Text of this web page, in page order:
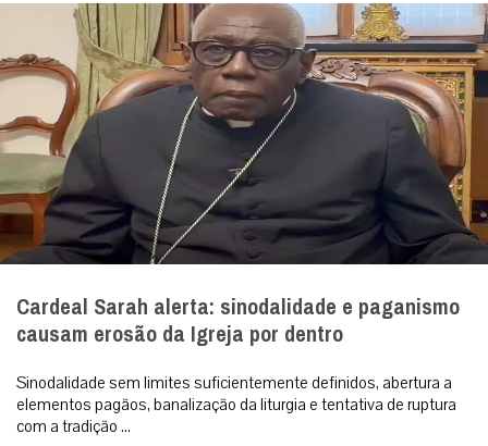
Cardeal Sarah alerta: sinodalidade e paganismo
causam erosão da Igreja por dentro
Sinodalidade sem limites suficientemente definidos, abertura a
elementos pagãos, banalização da liturgia e tentativa de ruptura
com a tradição ...